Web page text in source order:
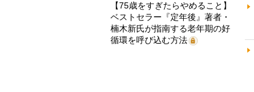
【75歳をすぎたらやめること】
ベストセラー『定年後』著者・
楠木新氏が指南する老年期の好
循環を呼び込む方法